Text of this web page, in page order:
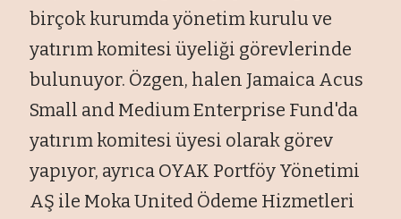
birçok kurumda yönetim kurulu ve
yatırım komitesi üyeliği görevlerinde
bulunuyor. Özgen, halen Jamaica Acus
Small and Medium Enterprise Fund'da
yatırım komitesi üyesi olarak görev
yapıyor, ayrıca OYAK Portföy Yönetimi
AŞ ile Moka United Ödeme Hizmetleri